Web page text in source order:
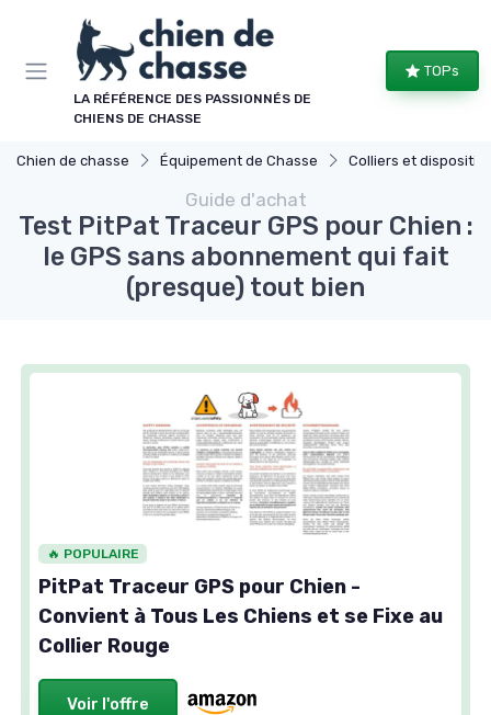
LA RÉFÉRENCE DES PASSIONNÉS DE
CHIENS DE CHASSE
TOPs
Chien de chasse Équipement de Chasse Colliers et dispositifs
Guide d'achat
Test PitPat Traceur GPS pour Chien :
le GPS sans abonnement qui fait
(presque) tout bien
🔥 POPULAIRE
PitPat Traceur GPS pour Chien -
Convient à Tous Les Chiens et se Fixe au
Collier Rouge
Voir l'offre
Panneau de gestion des cookies